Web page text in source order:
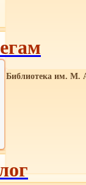
Библиотека им. М.